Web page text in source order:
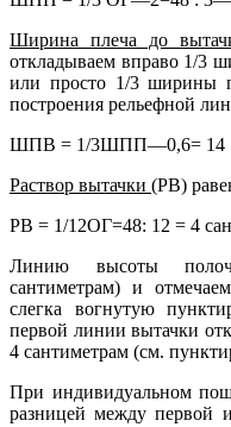
Ширина плеча до
откладываем вправо 1/3
или просто 1/3 ширины
построения рельефной
ШПВ = 1/3ШПП—0,6= 14 :
Раствор вытачки (РВ)
РВ = 1/12ОГ=48: 12 = 4
Линию высоты
сантиметрам) и
слегка вогнутую
первой линии вытачки
4 сантиметрам (см.
При индивидуальном
разницей между первой